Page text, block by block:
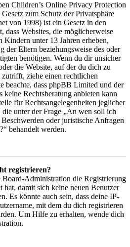
Children’s Online Privacy Protection
zum Schutz der Privatsphäre
von 1998) ist ein Gesetz in den
dass Websites, die möglicherweise
Kindern unter 13 Jahren erheben,
der Eltern beziehungsweise des oder
benötigen. Wenn du dir unsicher
die Website, auf der du dich zu
zutrifft, ziehe einen rechtlichen
beachte, dass phpBB Limited und der
keine Rechtsberatung anbieten kann
für Rechtsangelegenheiten jeglicher
unter der Frage „An wen soll ich
oder juristische Anfragen
behandelt werden.
registrieren?
Board-Administration die Registrierung
hat, damit sich keine neuen Benutzer
Es könnte auch sein, dass deine IP-
mit dem du dich registrieren
Um Hilfe zu erhalten, wende dich